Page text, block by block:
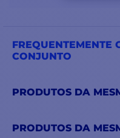
FREQUENTEMENTE
CONJUNTO
PRODUTOS DA
PRODUTOS DA